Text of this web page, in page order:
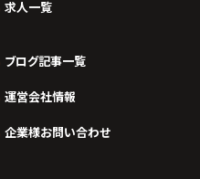
求人一覧
ブログ記事一覧
運営会社情報
企業様お問い合わせ